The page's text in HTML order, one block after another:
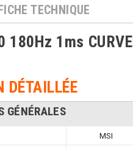
TECHNIQUE
180Hz 1ms
DÉTAILLÉE
GÉNÉRALES
MSI